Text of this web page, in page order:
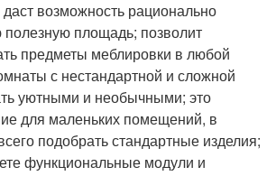
даст возможность рационально
полезную площадь; позволит
предметы меблировки в любой
с нестандартной и сложной
уютными и необычными; это
для маленьких помещений, в
подобрать стандартные изделия;
функциональные модули и